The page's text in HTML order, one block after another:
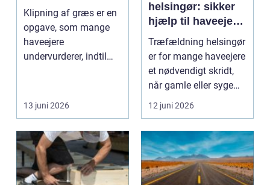
Klipning af græs er en
opgave, som mange
haveejere
undervurderer, indtil
13 juni 2026
helsingør: sikker
hjælp til haveejere
og virksomheder
Træfældning helsingør
er for mange haveejere
et nødvendigt skridt,
når gamle eller syge
træer skaber...
12 juni 2026